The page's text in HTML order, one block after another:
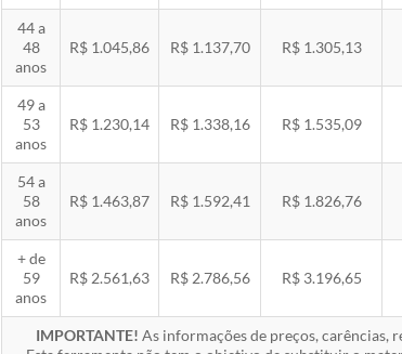
44 a
48
anos
R$ 1.045,86 R$ 1.137,70 R$ 1.305,13
49 a
53
anos
R$ 1.230,14 R$ 1.338,16 R$ 1.535,09
54 a
58
anos
R$ 1.463,87 R$ 1.592,41 R$ 1.826,76
+ de
59
anos
R$ 2.561,63 R$ 2.786,56 R$ 3.196,65
IMPORTANTE! As informações de preços, carências,